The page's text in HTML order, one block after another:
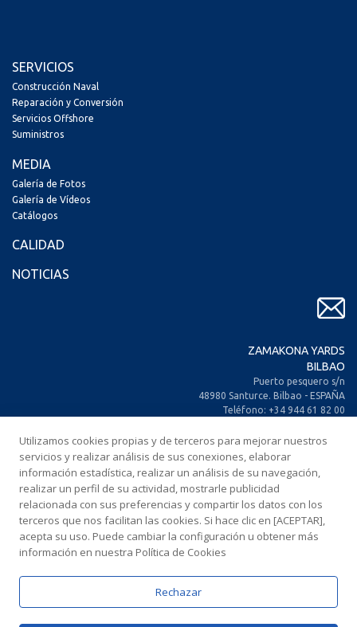
SERVICIOS
Construcción Naval
Reparación y Conversión
Servicios Offshore
Suministros
MEDIA
Galería de Fotos
Galería de Vídeos
Catálogos
CALIDAD
NOTICIAS
ZAMAKONA YARDS
BILBAO
Puerto pesquero s/n
48980 Santurce. Bilbao - ESPAÑA
Teléfono: +34 944 61 82 00
Fax: +34 944 61 25 80
E-mail: zamakona@zamakona.com
ZAMAKONA YARDS
ISLAS CANARIAS
CIA. Trasatlántica Española, s/n.
Dársena Exterior. Puerto de Las Palmas.
35008 Las Palmas de Gran Canaria
Utilizamos cookies propias y de terceros para mejorar nuestros
servicios y realizar análisis de sus conexiones, elaborar
información estadística, realizar un análisis de su navegación,
realizar un perfil de su actividad, mostrarle publicidad
relacionada con sus preferencias y compartir los datos con los
terceros que nos facilitan las cookies. Si hace clic en [ACEPTAR],
acepta su uso. Puede cambiar la configuración u obtener más
información en nuestra Política de Cookies
Rechazar